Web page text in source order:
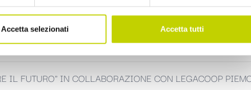
Accetta selezionati Accetta tutti
IL FUTURO" IN COLLABORAZIONE CON LEGACOOP